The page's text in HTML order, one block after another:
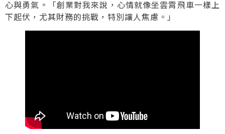
心與勇氣。「創業對我來說，心情就像坐雲霄飛車一樣上
下起伏，尤其財務的挑戰，特別讓人焦慮。」